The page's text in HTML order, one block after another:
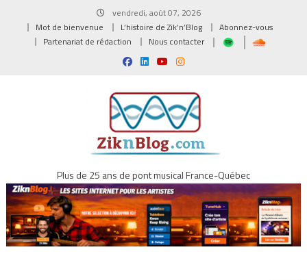
vendredi, août 07, 2026
Mot de bienvenue
L’histoire de Zik’n’Blog
Abonnez-vous
Partenariat de rédaction
Nous contacter
Plus de 25 ans de pont musical France-Québec